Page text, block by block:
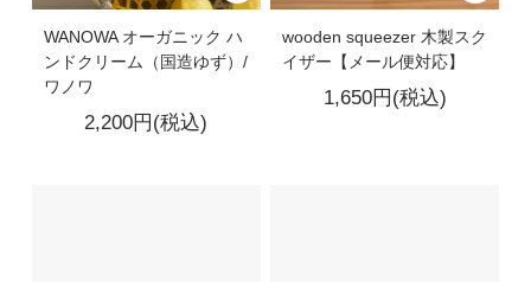
WANOWA オーガニック ハ
ンドクリーム（国造ゆず）/
ワノワ
2,200円(税込)
wooden squeezer 木製スク
イザー【メール便対応】
1,650円(税込)